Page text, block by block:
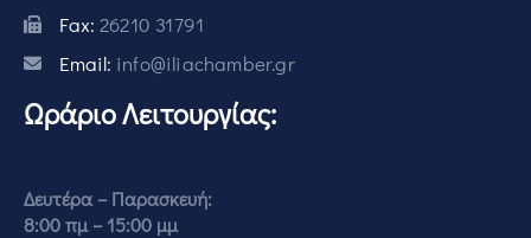
Fax: 26210 31791
Email: info@iliachamber.gr
Ωράριο Λειτουργίας:
Δευτέρα – Παρασκευή:
8:00 πμ – 15:00 μμ